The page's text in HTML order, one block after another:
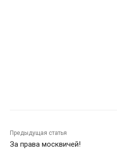
Предыдущая статья
За права москвичей!